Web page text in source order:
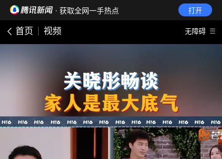
· 获取全网一手热点 打开
首页 视频 无障碍